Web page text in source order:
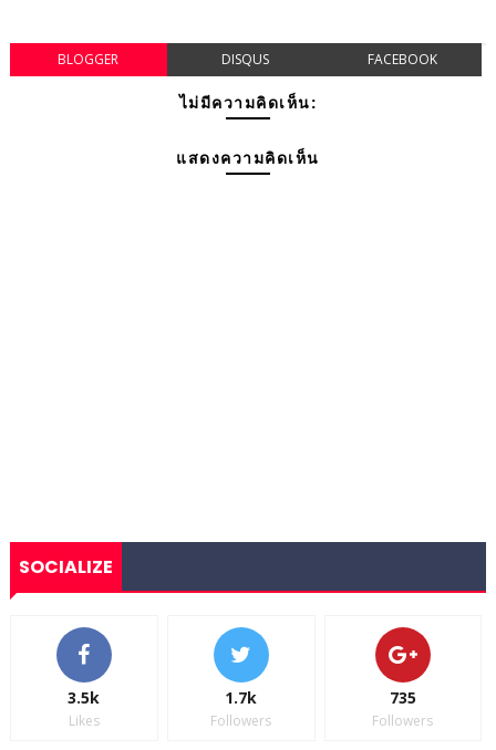
BLOGGER DISQUS FACEBOOK
ไม่มีความคิดเห็น:
แสดงความคิดเห็น
SOCIALIZE
3.5k
Likes
1.7k
Followers
735
Followers